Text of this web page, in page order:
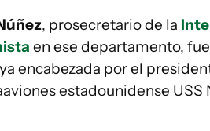
, prosecretario de la
en ese departamento,
encabezada por el
estadounidense USS